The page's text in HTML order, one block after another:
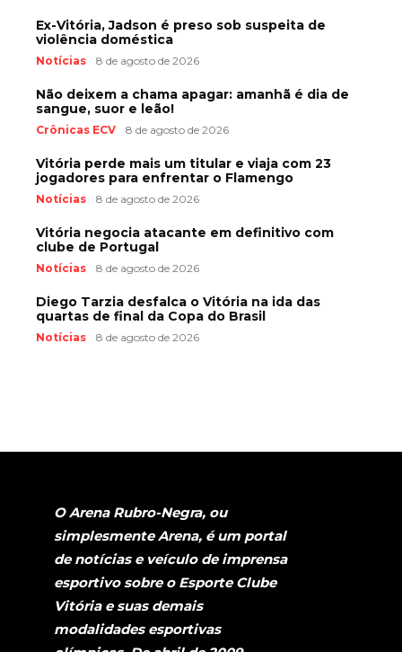
Ex-Vitória, Jadson é preso sob suspeita de
violência doméstica
Notícias 8 de agosto de 2026
Não deixem a chama apagar: amanhã é dia de
sangue, suor e leão!
Crônicas ECV 8 de agosto de 2026
Vitória perde mais um titular e viaja com 23
jogadores para enfrentar o Flamengo
Notícias 8 de agosto de 2026
Vitória negocia atacante em definitivo com
clube de Portugal
Notícias 8 de agosto de 2026
Diego Tarzia desfalca o Vitória na ida das
quartas de final da Copa do Brasil
Notícias 8 de agosto de 2026
O Arena Rubro-Negra, ou
simplesmente Arena, é um portal
de notícias e veículo de imprensa
esportivo sobre o Esporte Clube
Vitória e suas demais
modalidades esportivas